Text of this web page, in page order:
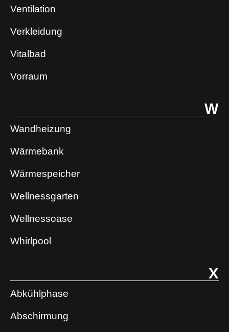
Ventilation
Verkleidung
Vitalbad
Vorraum
W
Wandheizung
Wärmebank
Wärmespeicher
Wellnessgarten
Wellnessoase
Whirlpool
X
Abkühlphase
Abschirmung